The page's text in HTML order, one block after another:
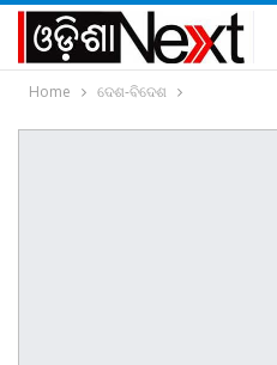
Home ଦେଶ-ବିଦେଶ